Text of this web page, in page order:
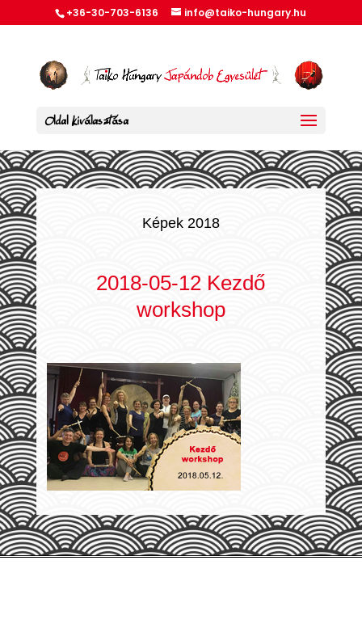
+36-30-703-6136 info@taiko-hungary.hu
Oldal kiválasztása
Képek 2018
2018-05-12 Kezdő
workshop